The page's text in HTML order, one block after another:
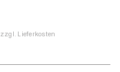
zzgl. Lieferkosten